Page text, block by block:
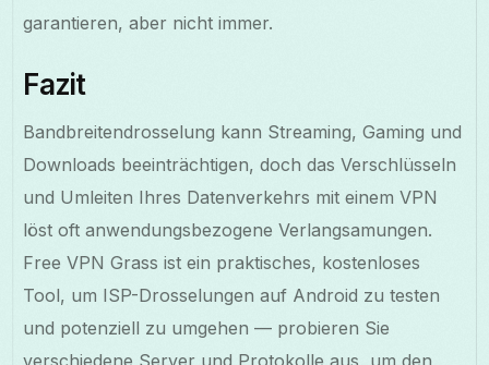
garantieren, aber nicht immer.
Fazit
Bandbreitendrosselung kann Streaming, Gaming und
Downloads beeinträchtigen, doch das Verschlüsseln
und Umleiten Ihres Datenverkehrs mit einem VPN
löst oft anwendungsbezogene Verlangsamungen.
Free VPN Grass ist ein praktisches, kostenloses
Tool, um ISP-Drosselungen auf Android zu testen
und potenziell zu umgehen — probieren Sie
verschiedene Server und Protokolle aus, um den